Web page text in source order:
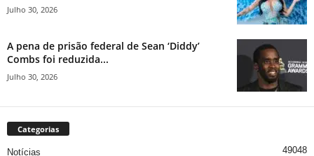
Julho 30, 2026
A pena de prisão federal de Sean ‘Diddy’
Combs foi reduzida...
Julho 30, 2026
Categorias
Notícias 49048